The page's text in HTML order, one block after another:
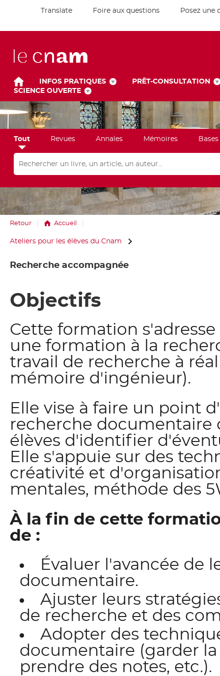
Translate Foire aux questions Posez une
INFOS PRATIQUES
PRÊT-CONSULTATION
SCIENCE OUVERTE
Tout Revues Annales Mémoires
Rechercher dans "Tout"
Retour Accueil
Ateliers pour les élèves du Cnam
Recherche accompagnée
Objectifs
Cette formation
une formation à la
travail de recherche à
mémoire d'ingénieur).
Elle vise à faire un point
recherche documentaire
élèves d'identifier
Elle s'appuie sur des
créativité et
mentales, méthode des
À la fin de cette
de :
Évaluer l'avancée de
documentaire.
Ajuster leurs
de recherche et des
Adopter des
documentaire (garder la
prendre des notes, etc.).